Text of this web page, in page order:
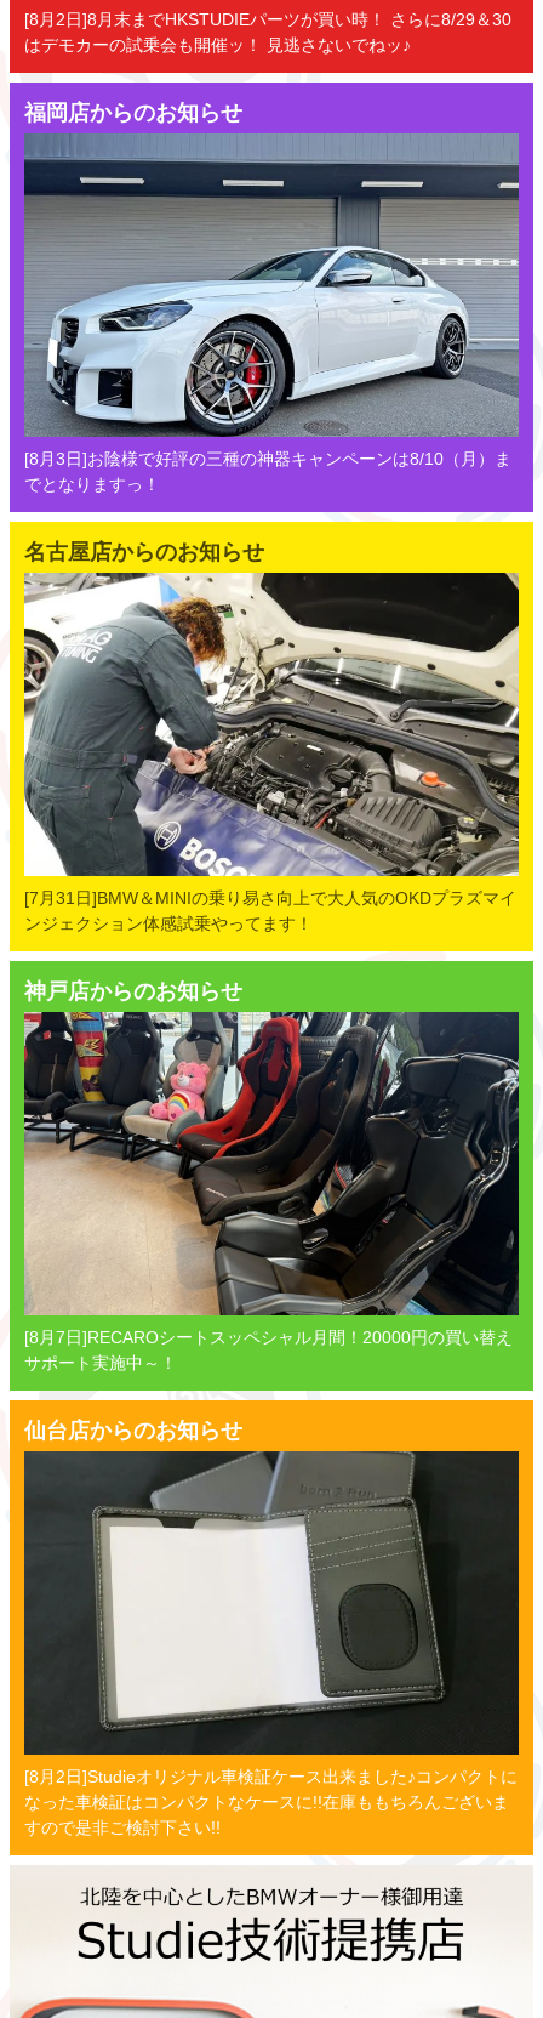
[8月2日]8月末までHKSTUDIEパーツが買い時！ さらに8/29＆30
はデモカーの試乗会も開催ッ！ 見逃さないでねッ♪
福岡店からのお知らせ
[8月3日]お陰様で好評の三種の神器キャンペーンは8/10（月）ま
でとなりますっ！
名古屋店からのお知らせ
[7月31日]BMW＆MINIの乗り易さ向上で大人気のOKDプラズマイ
ンジェクション体感試乗やってます！
神戸店からのお知らせ
[8月7日]RECAROシートスッペシャル月間！20000円の買い替え
サポート実施中～！
仙台店からのお知らせ
[8月2日]Studieオリジナル車検証ケース出来ました♪コンパクトに
なった車検証はコンパクトなケースに!!在庫ももちろんございま
すので是非ご検討下さい!!